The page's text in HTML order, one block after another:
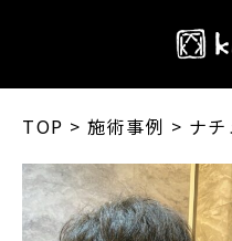
TOP > 施術事例 > ナ